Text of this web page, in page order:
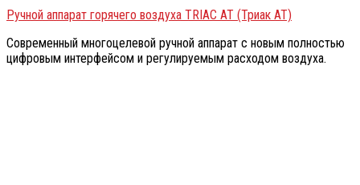
Ручной аппарат горячего воздуха TRIAC AT (Триак АТ)
Современный многоцелевой ручной аппарат c новым полностью
цифровым интерфейсом и регулируемым расходом воздуха.